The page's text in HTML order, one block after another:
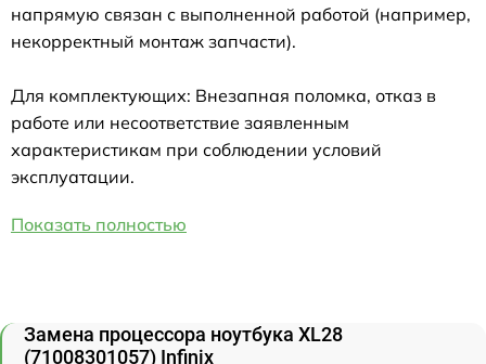
напрямую связан с выполненной работой (например,
некорректный монтаж запчасти).
Для комплектующих: Внезапная поломка, отказ в
работе или несоответствие заявленным
характеристикам при соблюдении условий
эксплуатации.
Показать полностью
Замена процессора ноутбука XL28
(71008301057) Infinix